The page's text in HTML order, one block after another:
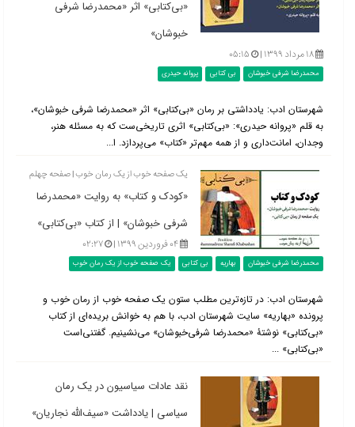
«بی‌کتابی» اثر «محمدرضا شرفی
خبوشان»
۱۸ مرداد ۱۳۹۹ | ۰۵:۱۵
محمدرضا شرفی خبوشان بی کتابی پروانه حیدری
شهرستان ادب: یادداشتی بر رمان «بی‌کتابی» اثر «محمدرضا شرفی خبوشان»،
به قلم «پروانه حیدری»: «بی‌کتابی» اثری تاریخی‌ست که به مسئله هنر،
وجدان، امانت‌داری و از همه مهم‌تر «کتاب» می‌پردازد. ا...
یک صفحه خوب از یک رمان خوب | صفحه چهلم
«کودک و کتاب» به روایت «محمدرضا
شرفی خبوشان» | از کتاب «بی‌کتابی»
۰۴ فروردین ۱۳۹۹ | ۰۲:۲۷
محمدرضا شرفی خبوشان بهاریه بی کتابی یک صفحه خوب از یک رمان خوب
شهرستان ادب: در تازه‌ترین مطلب ستون یک صفحه خوب از رمان خوب و
پرونده «بهاریه» سایت شهرستان ادب، با هم به خوانش بریده‌ای از کتاب
«بی‌کتابی» نوشتۀ «محمدرضا شرفی‌خبوشان» می‌نشینیم. گفتنی‌است
«بی‌کتابی» ...
نقد عادات سیاسیون در یک رمان
سیاسی | یادداشت «سیف‌الله نجاریان»